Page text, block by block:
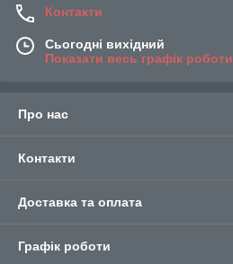
Контакти
Сьогодні вихідний
Показати весь графік роботи
Про нас
Контакти
Доставка та оплата
Графік роботи